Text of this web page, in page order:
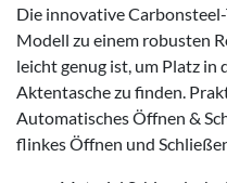
Die innovative
Modell zu einem robusten
leicht genug ist, um Platz in
Aktentasche zu finden.
Automatisches Öffnen &
flinkes Öffnen und